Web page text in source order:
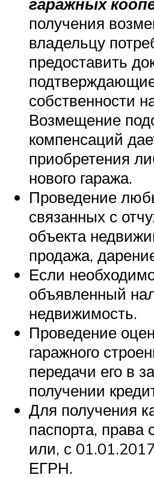
получения
владельцу
предоставить
собственности
Возмещение
компенсаций
приобретения
нового гаража.
Проведение
связанных с
объекта
продажа,
Если
объявленный
недвижимость.
Проведение
гаражного
передачи его в
получении
Для получения
паспорта, права
или, с
ЕГРН.